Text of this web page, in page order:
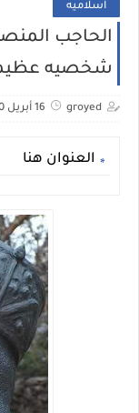
اسلاميه
الحاجب
شخصيه عظيمه
groyed 16 أبريل 2020
العنوان هنا